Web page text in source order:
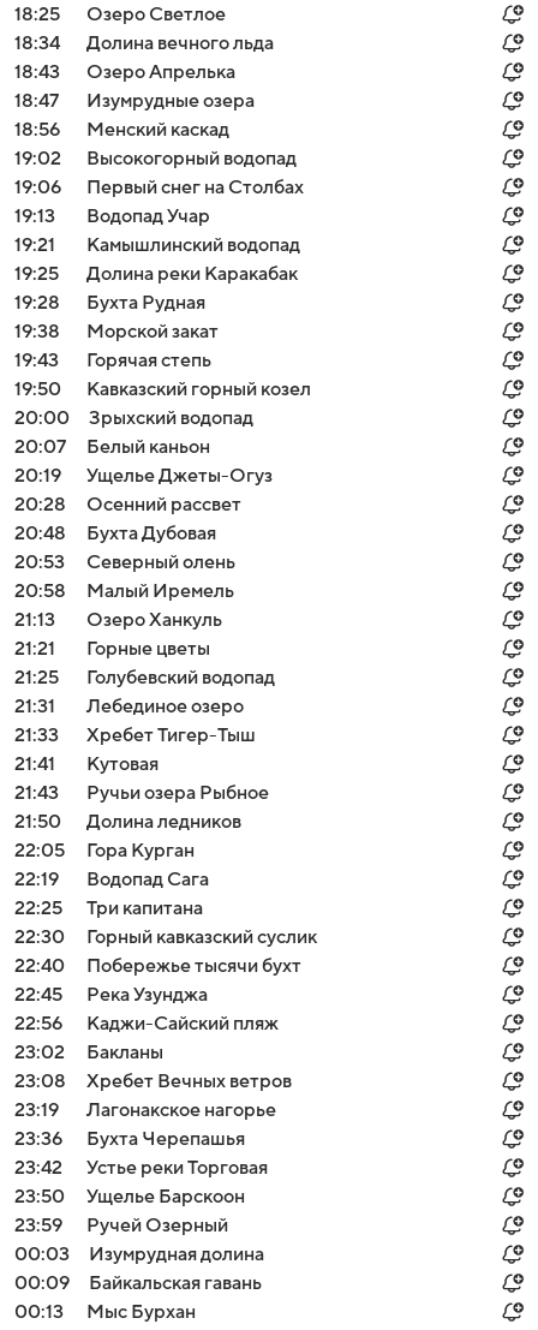
18:25
Озеро Светлое
18:34
Долина вечного льда
18:43
Озеро Апрелька
18:47
Изумрудные озера
18:56
Менский каскад
19:02
Высокогорный водопад
19:06
Первый снег на Столбах
19:13
Водопад Учар
19:21
Камышлинский водопад
19:25
Долина реки Каракабак
19:28
Бухта Рудная
19:38
Морской закат
19:43
Горячая степь
19:50
Кавказский горный козел
20:00
Зрыхский водопад
20:07
Белый каньон
20:19
Ущелье Джеты-Огуз
20:28
Осенний рассвет
20:48
Бухта Дубовая
20:53
Северный олень
20:58
Малый Иремель
21:13
Озеро Ханкуль
21:21
Горные цветы
21:25
Голубевский водопад
21:31
Лебединое озеро
21:33
Хребет Тигер-Тыш
21:41
Кутовая
21:43
Ручьи озера Рыбное
21:50
Долина ледников
22:05
Гора Курган
22:19
Водопад Сага
22:25
Три капитана
22:30
Горный кавказский суслик
22:40
Побережье тысячи бухт
22:45
Река Узунджа
22:56
Каджи-Сайский пляж
23:02
Бакланы
23:08
Хребет Вечных ветров
23:19
Лагонакское нагорье
23:36
Бухта Черепашья
23:42
Устье реки Торговая
23:50
Ущелье Барскоон
23:59
Ручей Озерный
00:03
Изумрудная долина
00:09
Байкальская гавань
00:13
Мыс Бурхан